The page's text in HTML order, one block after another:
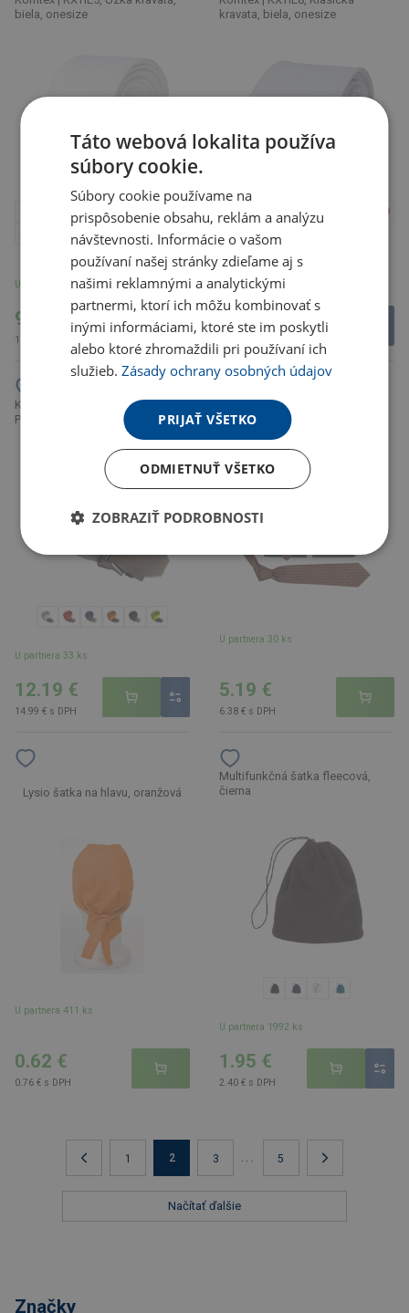
biela, onesize
Zobraziť viac
U partnera 6 ks
9.15 €
11.25 € s DPH
kravata, biela, onesize
Zobraziť viac
U partnera 176 ks
9.15 €
11.25 € s DPH
Korntex | KXWWB – Zürich,
Pracovný opasek, biela, onesize
U partnera 33 ks
12.19 €
14.99 € s DPH
Luxey Kravata, hnedá
U partnera 30 ks
5.19 €
6.38 € s DPH
Lysio šatka na hlavu, oranžová
U partnera 411 ks
0.62 €
0.76 € s DPH
Multifunkčná šatka fleecová,
čierna
U partnera 1992 ks
1.95 €
2.40 € s DPH
Načítať ďalšie
1 2 3 ... 5
Značky
Táto webová lokalita používa
súbory cookie.
Súbory cookie používame na
prispôsobenie obsahu, reklám a analýzu
návštevnosti. Informácie o vašom
používaní našej stránky zdieľame aj s
našimi reklamnými a analytickými
partnermi, ktorí ich môžu kombinovať s
inými informáciami, ktoré ste im poskytli
alebo ktoré zhromaždili pri používaní ich
služieb.Zásady ochrany osobných údajov
PRIJAŤ VŠETKO
ODMIETNUŤ VŠETKO
ZOBRAZIŤ PODROBNOSTI